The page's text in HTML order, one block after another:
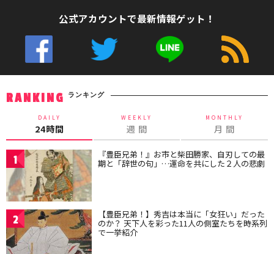
公式アカウントで最新情報ゲット！
RANKING ランキング
DAILY
24時間
WEEKLY
週 間
MONTHLY
月 間
1 『豊臣兄弟！』お市と柴田勝家、自刃しての最
期と「辞世の句」…運命を共にした２人の悲劇
2 【豊臣兄弟！】秀吉は本当に「女狂い」だった
のか？ 天下人を彩った11人の側室たちを時系列
で一挙紹介